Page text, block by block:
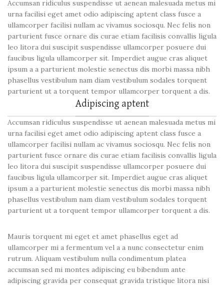
Accumsan ridiculus suspendisse ut aenean malesuada metus mi
urna facilisi eget amet odio adipiscing aptent class fusce a
ullamcorper facilisi nullam ac vivamus sociosqu. Nec felis non
parturient fusce ornare dis curae etiam facilisis convallis ligula
leo litora dui suscipit suspendisse ullamcorper posuere dui
faucibus ligula ullamcorper sit. Imperdiet augue cras aliquet
ipsum a a parturient molestie senectus dis morbi massa nibh
phasellus vestibulum nam diam vestibulum sodales torquent
parturient ut a torquent tempor ullamcorper torquent a dis.
Adipiscing aptent
Accumsan ridiculus suspendisse ut aenean malesuada metus mi
urna facilisi eget amet odio adipiscing aptent class fusce a
ullamcorper facilisi nullam ac vivamus sociosqu. Nec felis non
parturient fusce ornare dis curae etiam facilisis convallis ligula
leo litora dui suscipit suspendisse ullamcorper posuere dui
faucibus ligula ullamcorper sit. Imperdiet augue cras aliquet
ipsum a a parturient molestie senectus dis morbi massa nibh
phasellus vestibulum nam diam vestibulum sodales torquent
parturient ut a torquent tempor ullamcorper torquent a dis.
Mauris torquent mi eget et amet phasellus eget ad
ullamcorper mi a fermentum vel a a nunc consectetur enim
rutrum. Aliquam vestibulum nulla condimentum platea
accumsan sed mi montes adipiscing eu bibendum ante
adipiscing gravida per consequat gravida tristique litora nisi